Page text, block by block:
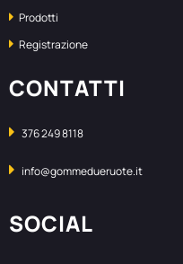
Prodotti
Registrazione
CONTATTI
376 249 8118
info@gommedueruote.it
SOCIAL